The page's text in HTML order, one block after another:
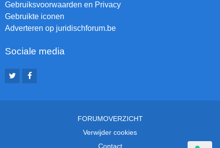
Gebruiksvoorwaarden en Privacy
Gebruikte iconen
Adverteren op juridischforum.be
Sociale media
FORUMOVERZICHT
Verwijder cookies
Contact